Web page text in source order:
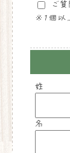
ご質
※1個以
姓
名